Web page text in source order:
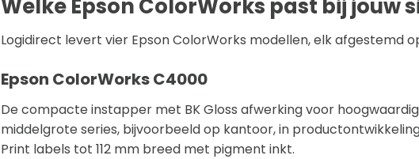
Welke Epson ColorWorks past bij jouw
Logidirect levert vier Epson ColorWorks modellen, elk afgestemd
Epson ColorWorks C4000
De compacte instapper met BK Gloss afwerking voor
middelgrote series, bijvoorbeeld op kantoor, in
Print labels tot 112 mm breed met pigment inkt.